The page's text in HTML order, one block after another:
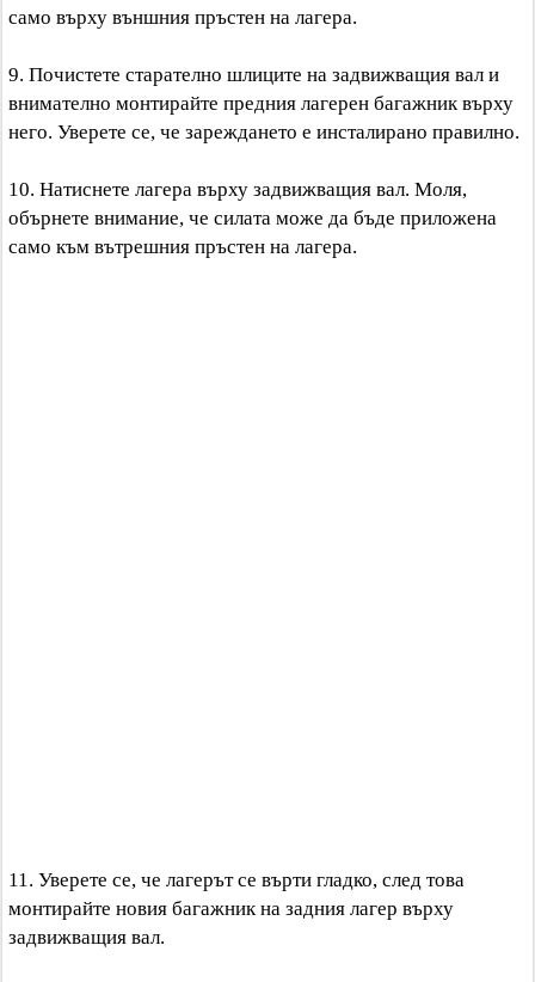
само върху външния пръстен на лагера.
9. Почистете старателно шлиците на задвижващия вал и
внимателно монтирайте предния лагерен багажник върху
него. Уверете се, че зареждането е инсталирано правилно.
10. Натиснете лагера върху задвижващия вал. Моля,
обърнете внимание, че силата може да бъде приложена
само към вътрешния пръстен на лагера.
11. Уверете се, че лагерът се върти гладко, след това
монтирайте новия багажник на задния лагер върху
задвижващия вал.